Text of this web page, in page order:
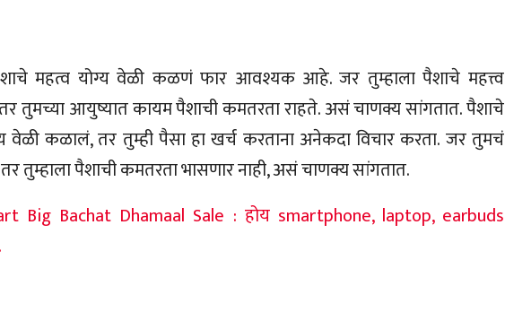
महत्व योग्य वेळी कळणं फार आवश्यक आहे. जर तुम्हाला पैशाचे महत्त्व
तुमच्या आयुष्यात कायम पैशाची कमतरता राहते. असं चाणक्य सांगतात. पैशाचे
वेळी कळालं, तर तुम्ही पैसा हा खर्च करताना अनेकदा विचार करता. जर तुमचं
तुम्हाला पैशाची कमतरता भासणार नाही, असं चाणक्य सांगतात.
Big Bachat Dhamaal Sale : होय smartphone, laptop, earbuds